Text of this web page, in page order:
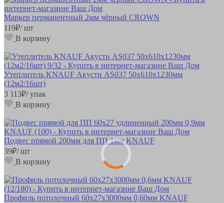
Маркер перманентный 2мм чёрный CROWN
119₽/ шт
В корзину
Утеплитель KNAUF Акусти AS037 50х610х1230мм
(12м2/16шт)
3 113₽/ упак
В корзину
Подвес прямой 200мм для ПП 1мм KNAUF
39₽/ шт
В корзину
Профиль потолочный 60х27х3000мм 0,60мм KNAUF